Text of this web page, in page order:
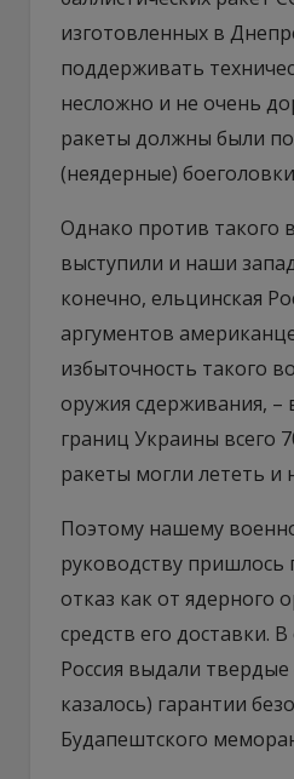
изготовленных в
поддерживать
несложно и не очень
ракеты должны были
(неядерные)
Однако против такого
выступили и наши
конечно, ельцинская
аргументов
избыточность такого
оружия сдерживания,
границ Украины всего
ракеты могли лететь и
Поэтому нашему
руководству
отказ как от ядерного
средств его доставки.
Россия выдали твердые
казалось) гарантии
Будапештского